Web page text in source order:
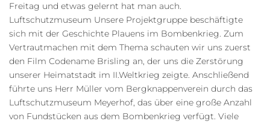
Freitag und etwas gelernt hat man auch.
Luftschutzmuseum Unsere Projektgruppe beschäftigte
sich mit der Geschichte Plauens im Bombenkrieg. Zum
Vertrautmachen mit dem Thema schauten wir uns zuerst
den Film Codename Brisling an, der uns die Zerstörung
unserer Heimatstadt im II.Weltkrieg zeigte. Anschließend
führte uns Herr Müller vom Bergknappenverein durch das
Luftschutzmuseum Meyerhof, das über eine große Anzahl
von Fundstücken aus dem Bombenkrieg verfügt. Viele